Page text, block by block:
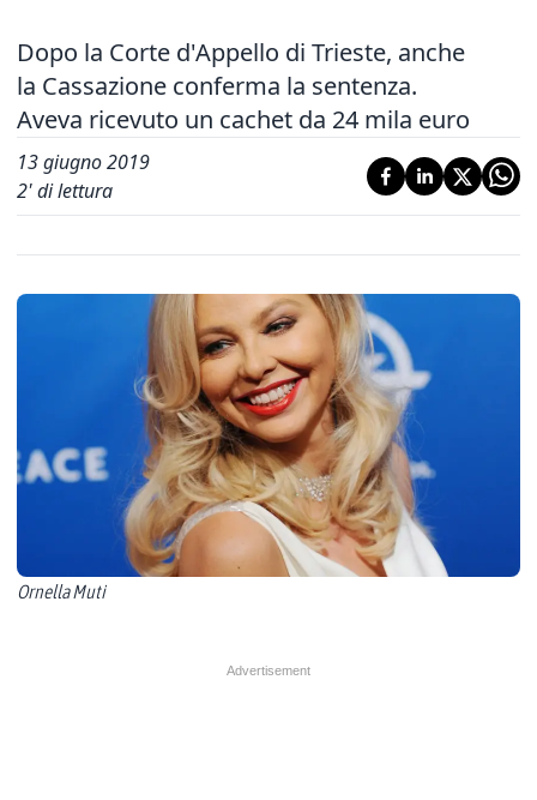
Dopo la Corte d'Appello di Trieste, anche
la Cassazione conferma la sentenza.
Aveva ricevuto un cachet da 24 mila euro
13 giugno 2019
2' di lettura
Ornella Muti